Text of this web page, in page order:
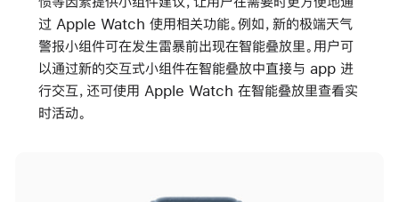
过 Apple Watch 使用相关功能。例如，新的极端天气
警报小组件可在发生雷暴前出现在智能叠放里。用户可
以通过新的交互式小组件在智能叠放中直接与 app 进
行交互，还可使用 Apple Watch 在智能叠放里查看实
时活动。